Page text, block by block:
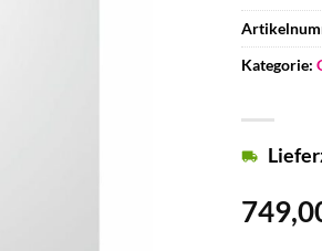
Kategorie: